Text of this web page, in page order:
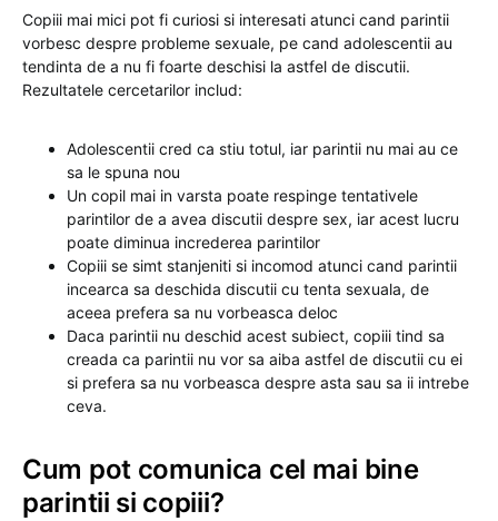
Copiii mai mici pot fi curiosi si interesati atunci cand parintii
vorbesc despre probleme sexuale, pe cand adolescentii au
tendinta de a nu fi foarte deschisi la astfel de discutii.
Rezultatele cercetarilor includ:
Adolescentii cred ca stiu totul, iar parintii nu mai au ce
sa le spuna nou
Un copil mai in varsta poate respinge tentativele
parintilor de a avea discutii despre sex, iar acest lucru
poate diminua increderea parintilor
Copiii se simt stanjeniti si incomod atunci cand parintii
incearca sa deschida discutii cu tenta sexuala, de
aceea prefera sa nu vorbeasca deloc
Daca parintii nu deschid acest subiect, copiii tind sa
creada ca parintii nu vor sa aiba astfel de discutii cu ei
si prefera sa nu vorbeasca despre asta sau sa ii intrebe
ceva.
Cum pot comunica cel mai bine
parintii si copiii?